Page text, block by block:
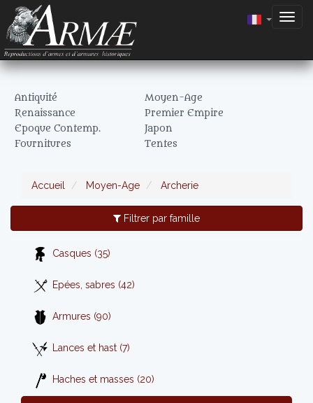
Antiquité
Moyen-Age
Renaissance
Premier Empire
Epoque Contemp.
Japon
Fournitures
Tentes
Accueil Moyen-Age Archerie
Filtrer par famille
Casques (35)
Epées, sabres (42)
Armures (90)
Lances et hast (7)
Haches et masses (20)